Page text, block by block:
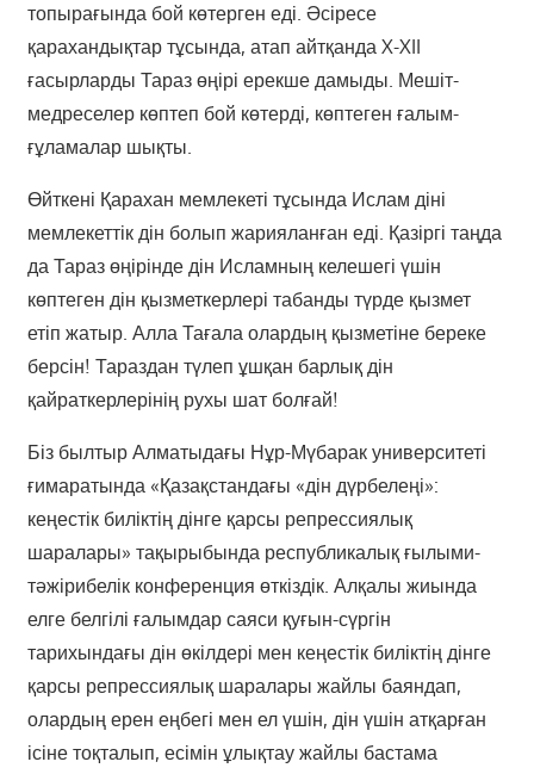
топырағында бой көтерген еді. Әсіресе
қарахандықтар тұсында, атап айтқанда X-XII
ғасырларды Тараз өңірі ерекше дамыды. Мешіт-
медреселер көптеп бой көтерді, көптеген ғалым-
ғұламалар шықты.
Өйткені Қарахан мемлекеті тұсында Ислам діні
мемлекеттік дін болып жарияланған еді. Қазіргі таңда
да Тараз өңірінде дін Исламның келешегі үшін
көптеген дін қызметкерлері табанды түрде қызмет
етіп жатыр. Алла Тағала олардың қызметіне береке
берсін! Тараздан түлеп ұшқан барлық дін
қайраткерлерінің рухы шат болғай!
Біз былтыр Алматыдағы Нұр-Мүбарак университеті
ғимаратында «Қазақстандағы «дін дүрбелеңі»:
кеңестік биліктің дінге қарсы репрессиялық
шаралары» тақырыбында республикалық ғылыми-
тәжірибелік конференция өткіздік. Алқалы жиында
елге белгілі ғалымдар саяси қуғын-сүргін
тарихындағы дін өкілдері мен кеңестік биліктің дінге
қарсы репрессиялық шаралары жайлы баяндап,
олардың ерен еңбегі мен ел үшін, дін үшін атқарған
ісіне тоқталып, есімін ұлықтау жайлы бастама